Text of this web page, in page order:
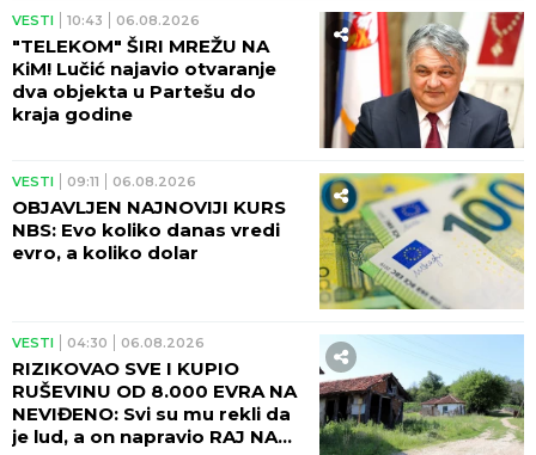
VESTI 10:43 06.08.2026
"TELEKOM" ŠIRI MREŽU NA
KiM! Lučić najavio otvaranje
dva objekta u Partešu do
kraja godine
VESTI 09:11 06.08.2026
OBJAVLJEN NAJNOVIJI KURS
NBS: Evo koliko danas vredi
evro, a koliko dolar
VESTI 04:30 06.08.2026
RIZIKOVAO SVE I KUPIO
RUŠEVINU OD 8.000 EVRA NA
NEVIĐENO: Svi su mu rekli da
je lud, a on napravio RAJ NA